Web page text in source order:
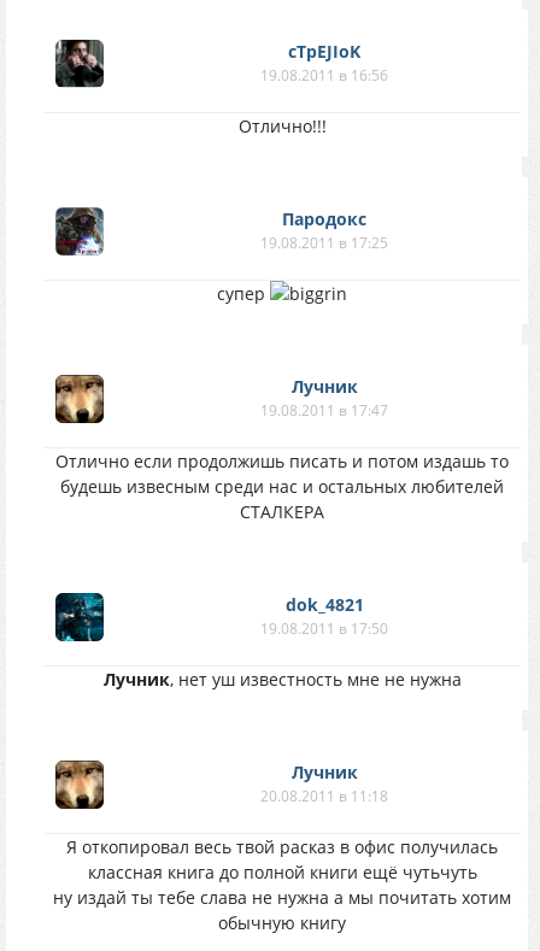
cTpEJIoK
19.08.2011 в 16:56
Отлично!!!
Пародокс
19.08.2011 в 17:25
супер
Лучник
19.08.2011 в 17:47
Отлично если продолжишь писать и потом издашь то
будешь извесным среди нас и остальных любителей
СТАЛКЕРА
dok_4821
19.08.2011 в 17:50
Лучник, нет уш известность мне не нужна
Лучник
20.08.2011 в 11:18
Я откопировал весь твой расказ в офис получилась
классная книга до полной книги ещё чутьчуть
ну издай ты тебе слава не нужна а мы почитать хотим
обычную книгу